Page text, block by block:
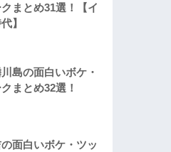
まとめ31選！【イ
】
島の面白いボケ・
まとめ32選！
面白いボケ・ツッ